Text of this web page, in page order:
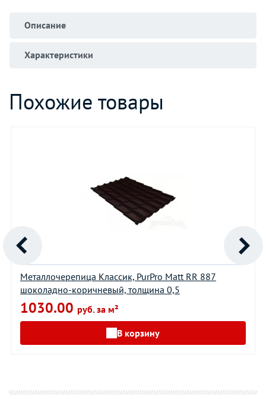
Описание
Характеристики
Похожие товары
Металлочерепица Классик, PurPro Matt RR 887
шоколадно-коричневый, толщина 0,5
1030.00 руб. за м²
В корзину